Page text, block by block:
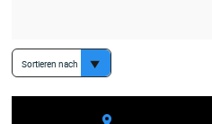
Sortieren nach